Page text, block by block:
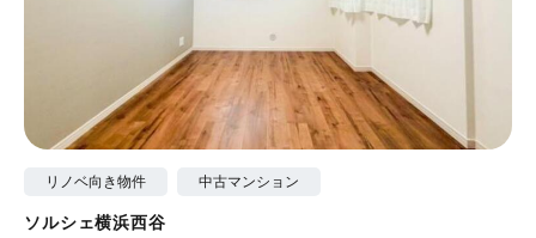
リノベ向き物件 中古マンション
ソルシェ横浜西谷